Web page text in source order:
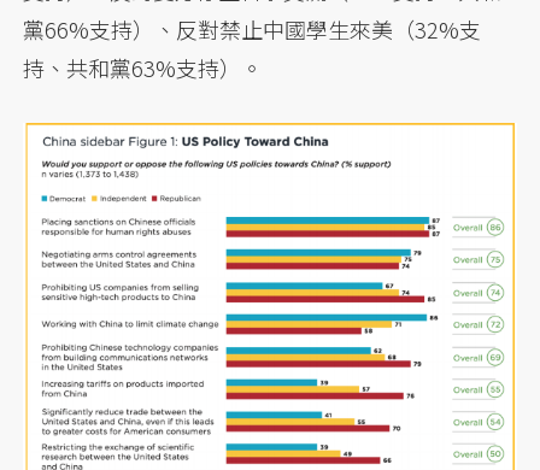
黨66%支持）、反對禁止中國學生來美（32%支
持、共和黨63%支持）。